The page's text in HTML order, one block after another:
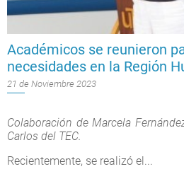
Académicos se reunieron
necesidades en la Región
21 de Noviembre 2023
Colaboración de Marcela
Carlos del TEC.
Recientemente, se realizó el...